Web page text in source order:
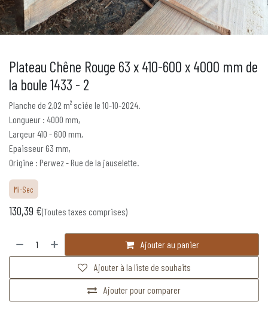
Plateau Chêne Rouge 63 x 410-600 x 4000 mm de
la boule 1433 - 2
Planche de 2,02 m² sciée le 10-10-2024.
Longueur : 4000 mm,
Largeur 410 - 600 mm,
Epaisseur 63 mm,
Origine : Perwez - Rue de la jauselette.
Mi-Sec
130,39 €(Toutes taxes comprises)
Ajouter au panier
Ajouter pour comparer
Ajouter à la liste de souhaits